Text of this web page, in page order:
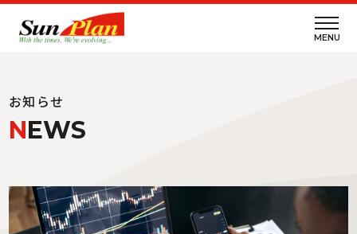
MENU
お知らせ
NEWS